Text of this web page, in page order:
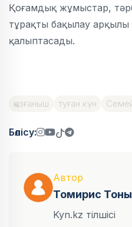
Қоғамдық жұмыстар,
тұрақты бақылау арқылы
қалыптасады.
қызғаныш туған күн
Бөлісу:
Автор
Томирис
Kyn.kz тілшісі